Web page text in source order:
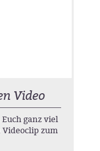
Video
ganz viel
zum